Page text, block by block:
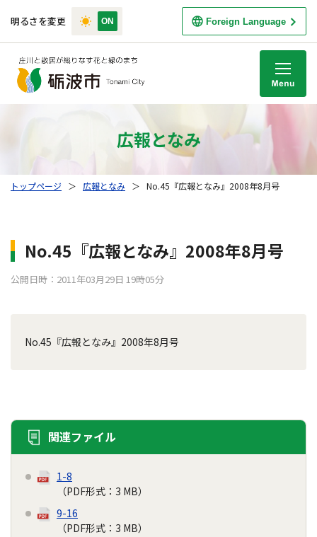
明るさを変更 Foreign Language
広報となみ
トップページ ＞ 広報となみ ＞ No.45『広報となみ』2008年8月号
No.45『広報となみ』2008年8月号
公開日時：2011年03月29日 19時05分
No.45『広報となみ』2008年8月号
関連ファイル
1-8
（PDF形式：3 MB）
9-16
（PDF形式：3 MB）